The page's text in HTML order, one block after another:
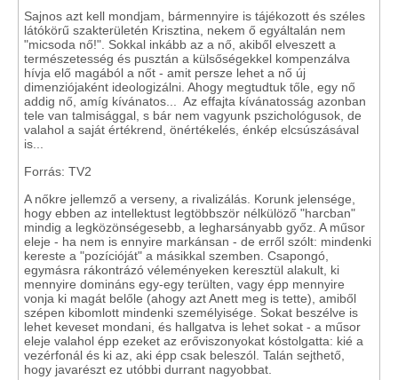
Sajnos azt kell mondjam, bármennyire is tájékozott és széles
látókörű szakterületén Krisztina, nekem ő egyáltalán nem
"micsoda nő!". Sokkal inkább az a nő, akiből elveszett a
természetesség és pusztán a külsőségekkel kompenzálva
hívja elő magából a nőt - amit persze lehet a nő új
dimenziójaként ideologizálni. Ahogy megtudtuk tőle, egy nő
addig nő, amíg kívánatos... Az effajta kívánatosság azonban
tele van talmisággal, s bár nem vagyunk pszichológusok, de
valahol a saját értékrend, önértékelés, énkép elcsúszásával
is...
Forrás: TV2
A nőkre jellemző a verseny, a rivalizálás. Korunk jelensége,
hogy ebben az intellektust legtöbbször nélkülöző "harcban"
mindig a legközönségesebb, a legharsányabb győz. A műsor
eleje - ha nem is ennyire markánsan - de erről szólt: mindenki
kereste a "pozícióját" a másikkal szemben. Csapongó,
egymásra rákontrázó véleményeken keresztül alakult, ki
mennyire domináns egy-egy terülten, vagy épp mennyire
vonja ki magát belőle (ahogy azt Anett meg is tette), amiből
szépen kibomlott mindenki személyisége. Sokat beszélve is
lehet keveset mondani, és hallgatva is lehet sokat - a műsor
eleje valahol épp ezeket az erőviszonyokat kóstolgatta: kié a
vezérfonál és ki az, aki épp csak beleszól. Talán sejthető,
hogy javarészt ez utóbbi durrant nagyobbat.